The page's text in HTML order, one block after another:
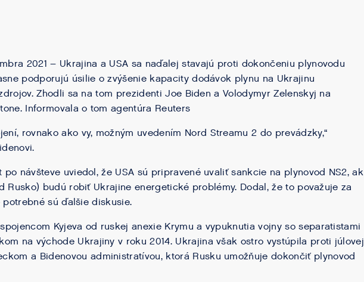
2021 – Ukrajina a USA sa naďalej stavajú proti dokončeniu plynovodu
podporujú úsilie o zvýšenie kapacity dodávok plynu na Ukrajinu
Zhodli sa na tom prezidenti Joe Biden a Volodymyr Zelenskyj na
Informovala o tom agentúra Reuters
rovnako ako vy, možným uvedením Nord Streamu 2 do prevádzky,“
návšteve uviedol, že USA sú pripravené uvaliť sankcie na plynovod NS2, ak
Rusko) budú robiť Ukrajine energetické problémy. Dodal, že to považuje za
potrebné sú ďalšie diskusie.
Kyjeva od ruskej anexie Krymu a vypuknutia vojny so separatistami
na východe Ukrajiny v roku 2014. Ukrajina však ostro vystúpila proti júlovej
a Bidenovou administratívou, ktorá Rusku umožňuje dokončiť plynovod